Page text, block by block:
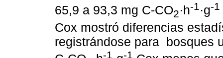
65,9 a 93,3 mg C-CO2·h-1·g-1
Cox mostró diferencias
registrándose para bosques
-1 -1